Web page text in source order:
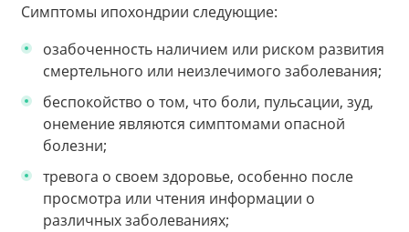
Симптомы ипохондрии следующие:
озабоченность наличием или риском развития
смертельного или неизлечимого заболевания;
беспокойство о том, что боли, пульсации, зуд,
онемение являются симптомами опасной
болезни;
тревога о своем здоровье, особенно после
просмотра или чтения информации о
различных заболеваниях;